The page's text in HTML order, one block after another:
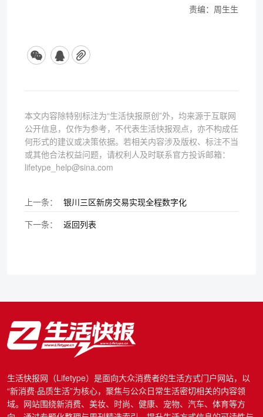
责编：周生生
本文内容除特别标注为“生活快报原创”外，均来源于互联网
公开信息，仅作为参考，不代表生活快报观点，亦不构成任
何形式的建议或决策依据。若相关内容涉及版权、标注不当
或其他合法权益问题，请权利人及时联系官方投诉邮箱：
lifetype_help@sina.com
上一条：
银川三区新房交易实现全程数字化
下一条：
返回列表
生活快报网（Lifetype）是面向大众消费者的生活方式门户网站，以
“新消费·品质生活”为核心，聚焦与公众日常生活密切相关的内容领
域。网站围绕新消费、美妆、时尚、健康、宠物、汽车、体育等方